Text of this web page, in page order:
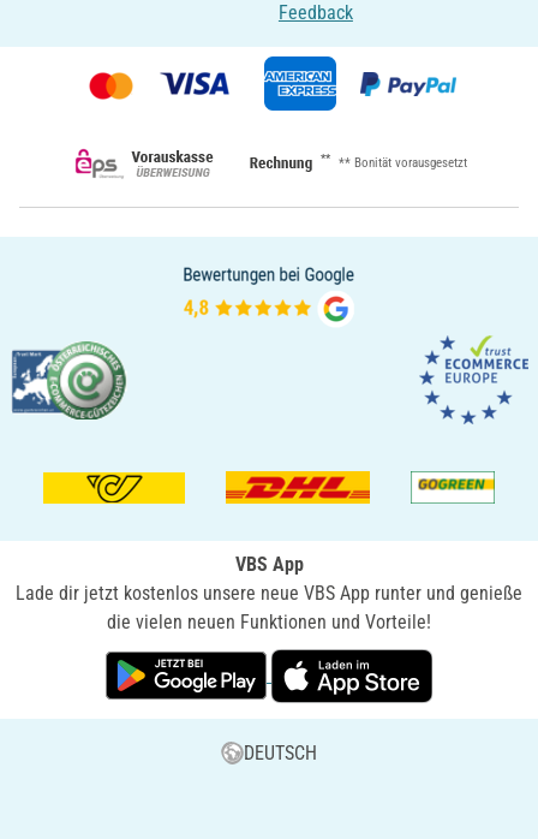
Feedback
** ** Bonität vorausgesetzt
VBS App
Lade dir jetzt kostenlos unsere neue VBS App runter und genieße
die vielen neuen Funktionen und Vorteile!
DEUTSCH